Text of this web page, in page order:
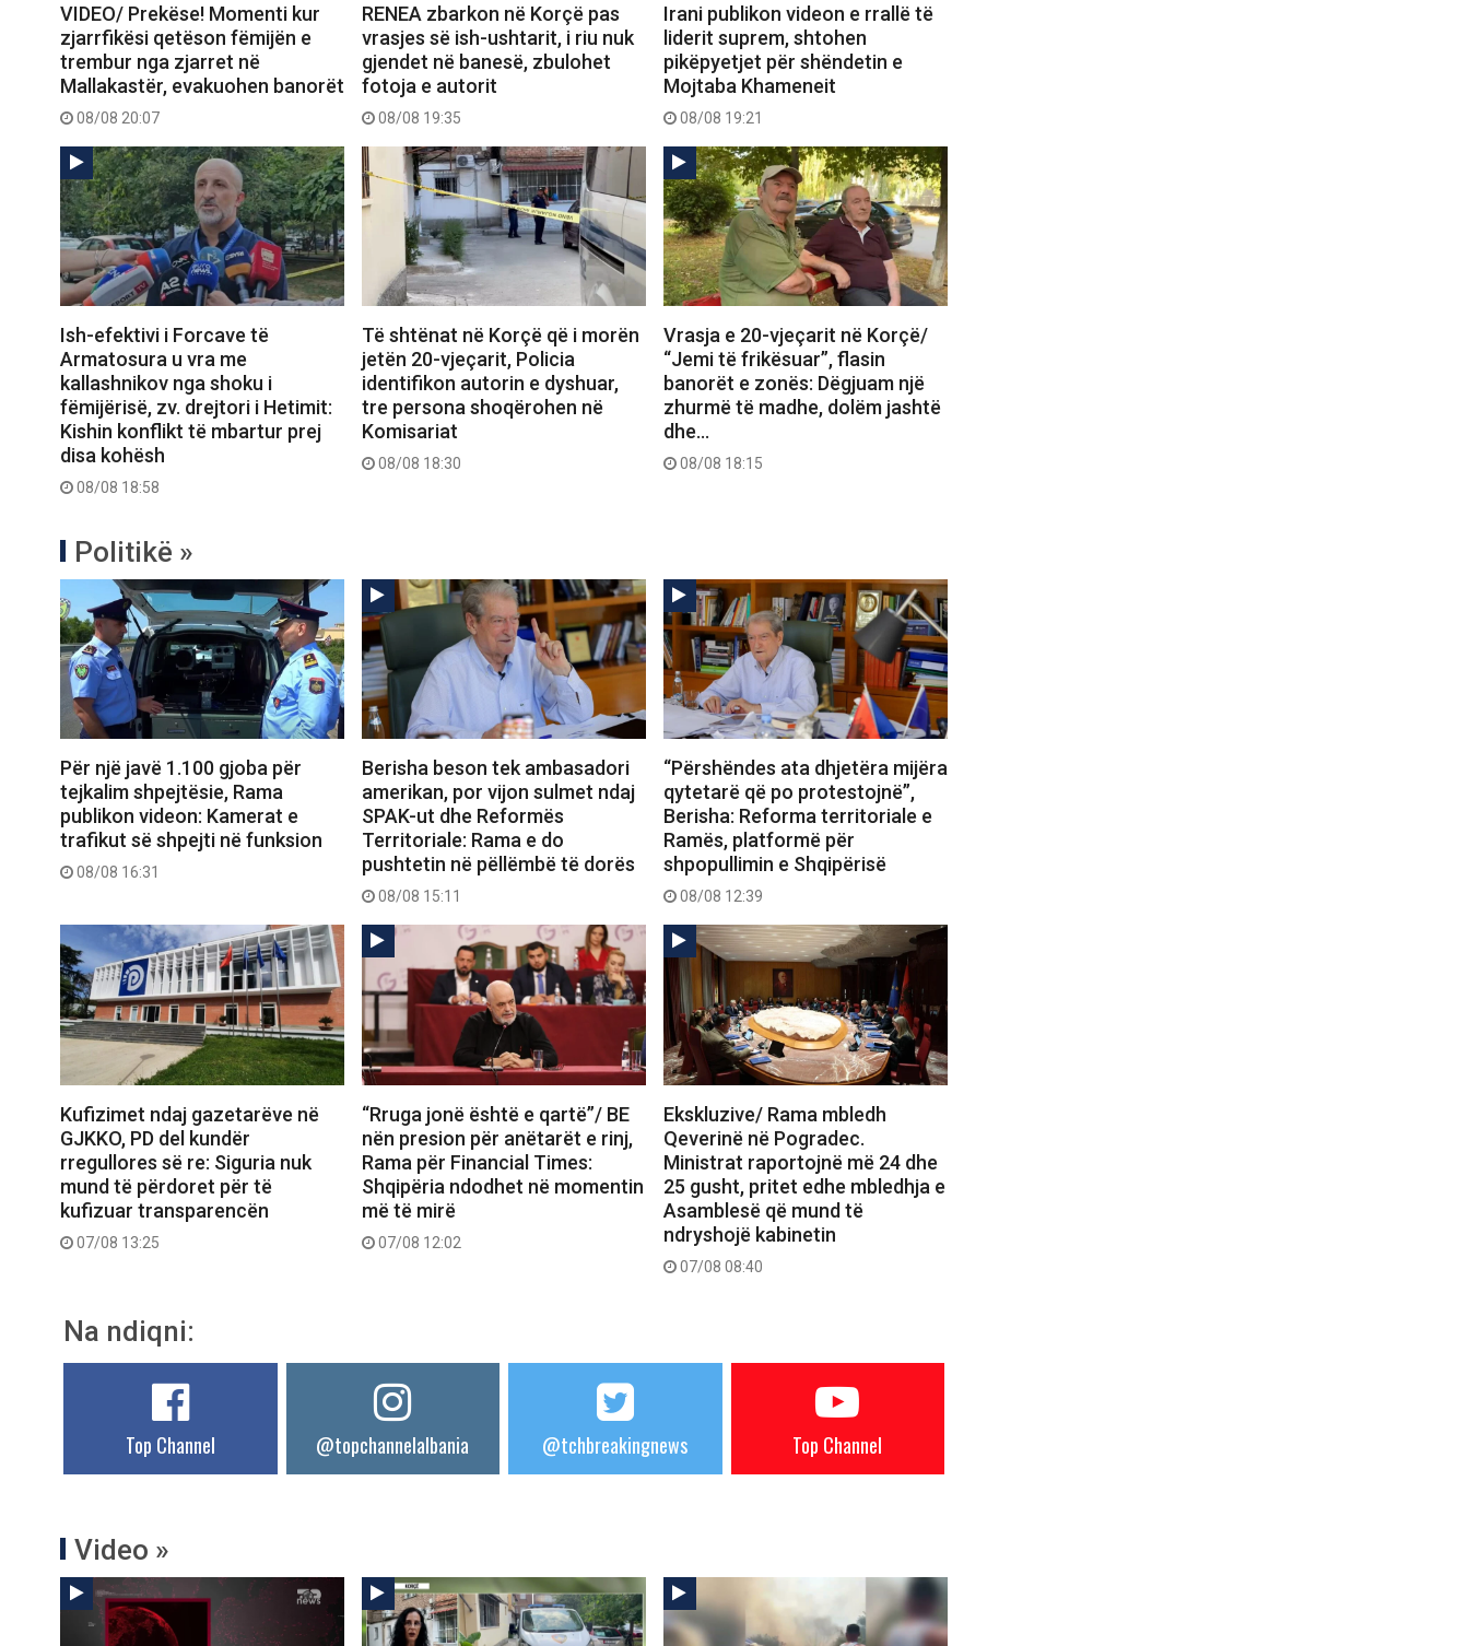
VIDEO/ Prekëse! Momenti kur
zjarrfikësi qetëson fëmijën e
trembur nga zjarret në
Mallakastër, evakuohen banorët
08/08 20:07
RENEA zbarkon në Korçë pas
vrasjes së ish-ushtarit, i riu nuk
gjendet në banesë, zbulohet
fotoja e autorit
08/08 19:35
Irani publikon videon e rrallë të
liderit suprem, shtohen
pikëpyetjet për shëndetin e
Mojtaba Khameneit
08/08 19:21
Ish-efektivi i Forcave të
Armatosura u vra me
kallashnikov nga shoku i
fëmijërisë, zv. drejtori i Hetimit:
Kishin konflikt të mbartur prej
disa kohësh
08/08 18:58
Të shtënat në Korçë që i morën
jetën 20-vjeçarit, Policia
identifikon autorin e dyshuar,
tre persona shoqërohen në
Komisariat
08/08 18:30
Vrasja e 20-vjeçarit në Korçë/
“Jemi të frikësuar”, flasin
banorët e zonës: Dëgjuam një
zhurmë të madhe, dolëm jashtë
dhe…
08/08 18:15
Politikë »
Për një javë 1.100 gjoba për
tejkalim shpejtësie, Rama
publikon videon: Kamerat e
trafikut së shpejti në funksion
08/08 16:31
Berisha beson tek ambasadori
amerikan, por vijon sulmet ndaj
SPAK-ut dhe Reformës
Territoriale: Rama e do
pushtetin në pëllëmbë të dorës
08/08 15:11
“Përshëndes ata dhjetëra mijëra
qytetarë që po protestojnë”,
Berisha: Reforma territoriale e
Ramës, platformë për
shpopullimin e Shqipërisë
08/08 12:39
Kufizimet ndaj gazetarëve në
GJKKO, PD del kundër
rregullores së re: Siguria nuk
mund të përdoret për të
kufizuar transparencën
07/08 13:25
“Rruga jonë është e qartë”/ BE
nën presion për anëtarët e rinj,
Rama për Financial Times:
Shqipëria ndodhet në momentin
më të mirë
07/08 12:02
Ekskluzive/ Rama mbledh
Qeverinë në Pogradec.
Ministrat raportojnë më 24 dhe
25 gusht, pritet edhe mbledhja e
Asamblesë që mund të
ndryshojë kabinetin
07/08 08:40
Na ndiqni:
Top Channel @topchannelalbania @tchbreakingnews Top Channel
Video »